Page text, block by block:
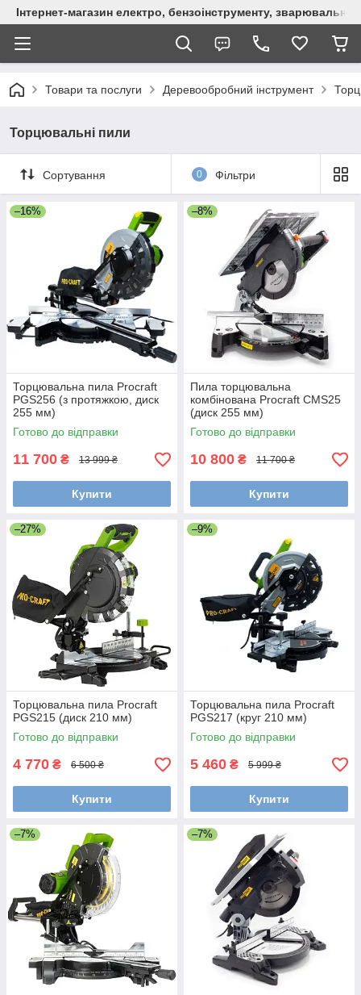
Інтернет-магазин електро, бензоінструменту,
Товари та послуги Деревообробний інструмент
Торцювальні пили
Сортування 0 Фільтри
–16%
Торцювальна пила Procraft
PGS256 (з протяжкою, диск
255 мм)
Готово до відправки
11 700 ₴ 13 999 ₴
Купити
–8%
Пила торцювальна
комбінована Procraft CMS25
(диск 255 мм)
Готово до відправки
10 800 ₴ 11 700 ₴
Купити
–27%
Торцювальна пила Procraft
PGS215 (диск 210 мм)
Готово до відправки
4 770 ₴ 6 500 ₴
Купити
–9%
Торцювальна пила Procraft
PGS217 (круг 210 мм)
Готово до відправки
5 460 ₴ 5 999 ₴
Купити
–7% –7%